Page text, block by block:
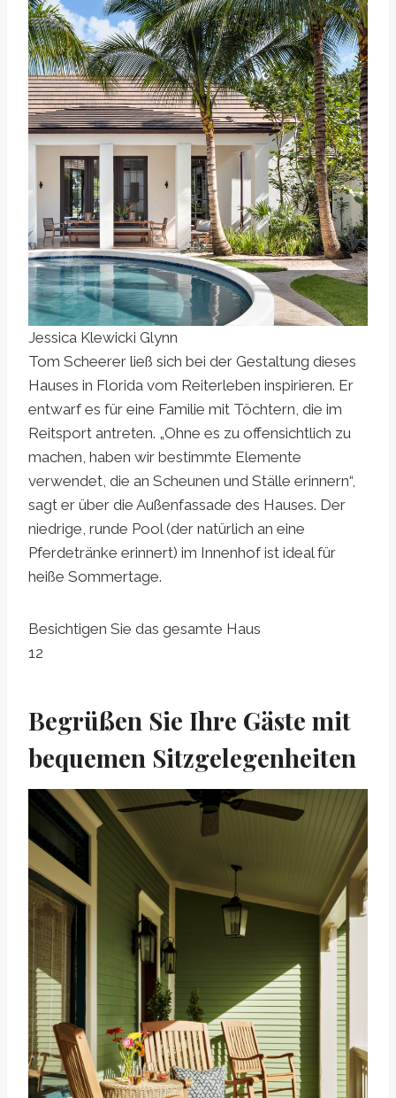
Jessica Klewicki Glynn
Tom Scheerer ließ sich bei der Gestaltung dieses
Hauses in Florida vom Reiterleben inspirieren. Er
entwarf es für eine Familie mit Töchtern, die im
Reitsport antreten. „Ohne es zu offensichtlich zu
machen, haben wir bestimmte Elemente
verwendet, die an Scheunen und Ställe erinnern“,
sagt er über die Außenfassade des Hauses. Der
niedrige, runde Pool (der natürlich an eine
Pferdetränke erinnert) im Innenhof ist ideal für
heiße Sommertage.
Besichtigen Sie das gesamte Haus
12
Begrüßen Sie Ihre Gäste mit
bequemen Sitzgelegenheiten